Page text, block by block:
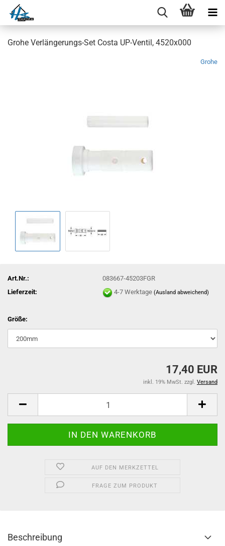
Grohe Verlängerungs-Set Costa UP-Ventil, 4520x000
Grohe
Art.Nr.:
083667-45203FGR
Lieferzeit:
4-7 Werktage(Ausland abweichend)
Größe:
17,40 EUR
inkl. 19% MwSt. zzgl. Versand
AUF DEN MERKZETTEL
FRAGE ZUM PRODUKT
Beschreibung